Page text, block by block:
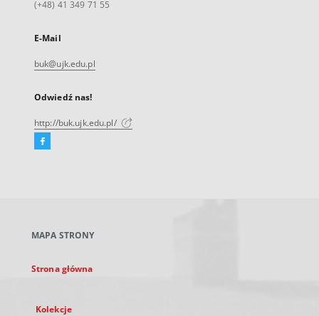
(+48) 41 349 71 55
E-Mail
buk@ujk.edu.pl
Odwiedź nas!
http://buk.ujk.edu.pl/
Facebook
karcie
MAPA STRONY
Strona główna
Kolekcje